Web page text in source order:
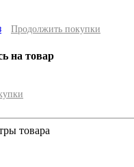
Продолжить покупки
на товар
товара